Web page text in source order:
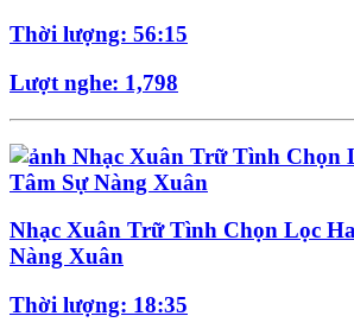
Thời lượng: 56:15
Lượt nghe: 1,798
Nhạc Xuân Trữ Tình Chọn Lọc
Nàng Xuân
Thời lượng: 18:35